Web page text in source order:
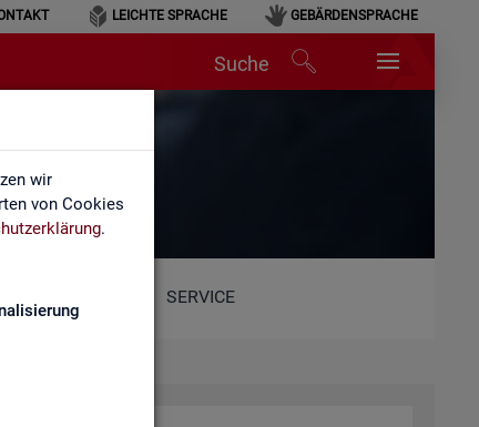
wir
von Cookies
.
LEICHTE SPRACHE GEBÄRDENSPRACHE
Suche
SERVICE